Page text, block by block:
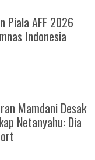
Piala AFF 2026
Indonesia
Mamdani Desak
Netanyahu: Dia